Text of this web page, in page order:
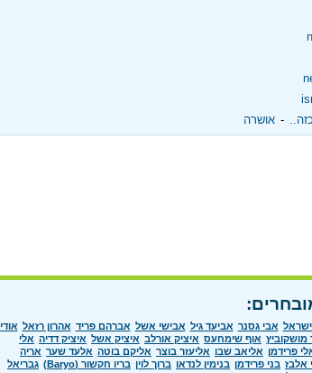
‏ - ‏ אושרה
ישראל אבי גסנר אביעד גיל אבישי אשל אברהם פריד אהרון רזאל אודי
מושקוביץ אוף שימחעס איציק אורלב איציק אשל איציק דדיה אלי
פרידמן אליאב שבו אליעזר בוצר אליקם בוטה אלעד שער אריה
אלבז בני פרידמן בנימין לנדאו ברוך לוין בריו חקשור (Baryo)
גבריאל